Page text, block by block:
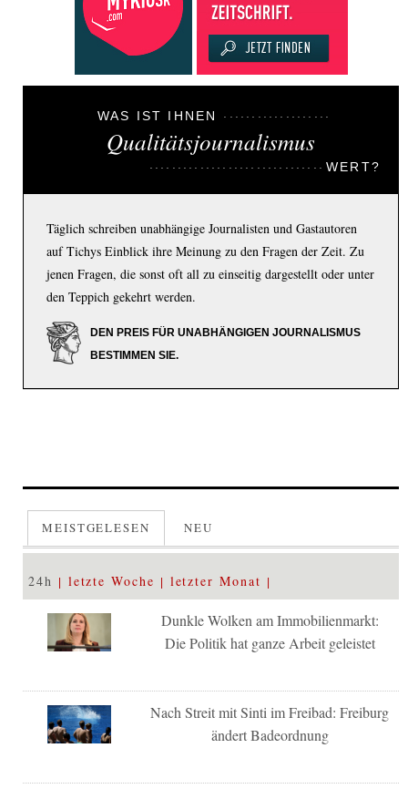
WAS IST IHNEN
Qualitätsjournalismus
WERT?
Täglich schreiben unabhängige Journalisten und Gastautoren
auf Tichys Einblick ihre Meinung zu den Fragen der Zeit. Zu
jenen Fragen, die sonst oft all zu einseitig dargestellt oder unter
den Teppich gekehrt werden.
DEN PREIS FÜR UNABHÄNGIGEN JOURNALISMUS
BESTIMMEN SIE.
MEISTGELESEN NEU
24h letzte Woche letzter Monat
Dunkle Wolken am Immobilienmarkt:
Die Politik hat ganze Arbeit geleistet
Nach Streit mit Sinti im Freibad: Freiburg
ändert Badeordnung